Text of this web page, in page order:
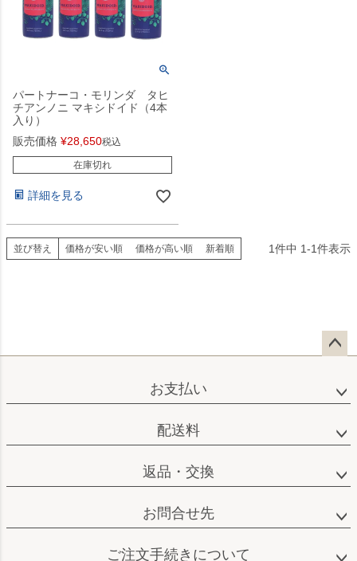
パートナーコ・モリンダ タヒ
チアンノニ マキシドイド（4本
入り）
販売価格 ¥28,650税込
在庫切れ
詳細を見る
並び替え 価格が安い順 価格が高い順 新着順 1件中 1-1件表示
ップ
お支払い
配送料
返品・交換
お問合せ先
ご注文手続きについて